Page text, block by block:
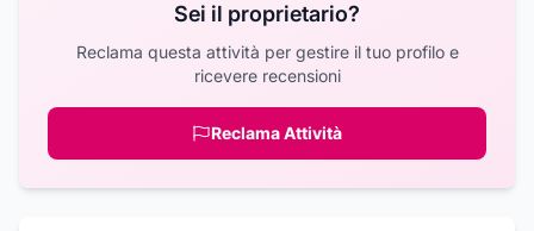
Sei il proprietario?
Reclama questa attività per gestire il tuo profilo e
ricevere recensioni
Reclama Attività